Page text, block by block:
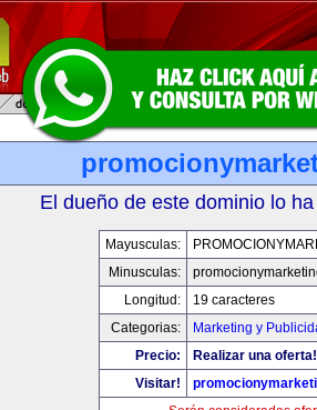
El dueño de este dominio lo
Mayusculas:
Minusculas:
Longitud:
19 caracteres
Categorias:
Marketing y
Precio:
Realizar una oferta!
Visitar!